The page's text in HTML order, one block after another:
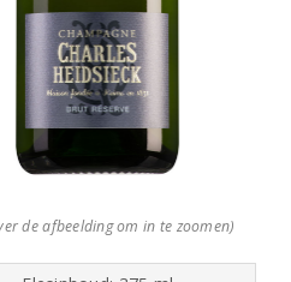
de afbeelding om in te zoomen)